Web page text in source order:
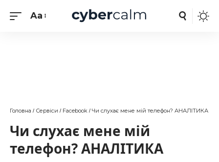
Aa
Головна / Сервіси / Facebook / Чи слухає мене мій телефон? АНАЛІТИКА
Чи слухає мене мій
телефон? АНАЛІТИКА